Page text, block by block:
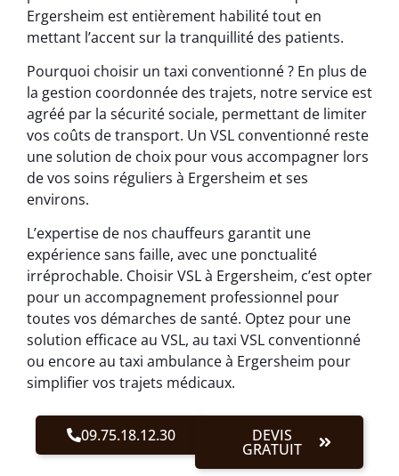
Ergersheim est entièrement habilité tout en
mettant l’accent sur la tranquillité des patients.
Pourquoi choisir un taxi conventionné ? En plus de
la gestion coordonnée des trajets, notre service est
agréé par la sécurité sociale, permettant de limiter
vos coûts de transport. Un VSL conventionné reste
une solution de choix pour vous accompagner lors
de vos soins réguliers à Ergersheim et ses
environs.
L’expertise de nos chauffeurs garantit une
expérience sans faille, avec une ponctualité
irréprochable. Choisir VSL à Ergersheim, c’est opter
pour un accompagnement professionnel pour
toutes vos démarches de santé. Optez pour une
solution efficace au VSL, au taxi VSL conventionné
ou encore au taxi ambulance à Ergersheim pour
simplifier vos trajets médicaux.
09.75.18.12.30 DEVIS
GRATUIT